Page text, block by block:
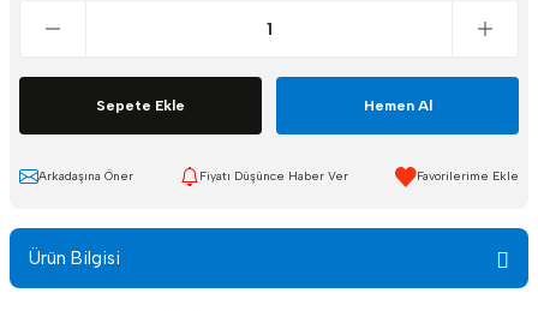
Sepete Ekle Hemen Al
Arkadaşına Öner Fiyatı Düşünce Haber Ver
Ürün Bilgisi